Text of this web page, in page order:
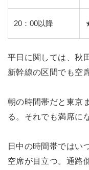
20：00以降
平日に関しては、秋
新幹線の区間でも空
朝の時間帯だと東京
る。それでも満席に
日中の時間帯ではい
空席が目立つ。通路